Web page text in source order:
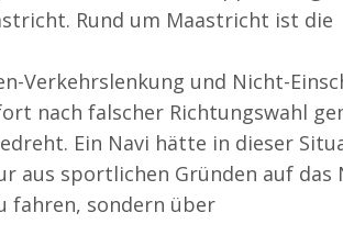
Rund um Maastricht ist die
Verkehrslenkung und Nicht-
nach falscher Richtungswahl
Ein Navi hätte in dieser
aus sportlichen Gründen auf das
fahren, sondern über